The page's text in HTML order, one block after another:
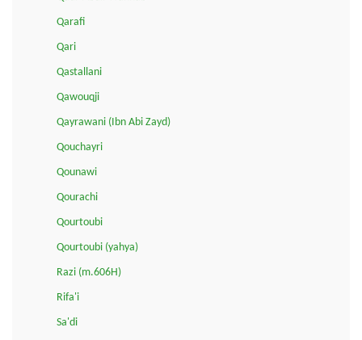
Qarafi
Qari
Qastallani
Qawouqji
Qayrawani (Ibn Abi Zayd)
Qouchayri
Qounawi
Qourachi
Qourtoubi
Qourtoubi (yahya)
Razi (m.606H)
Rifa'i
Sa'di